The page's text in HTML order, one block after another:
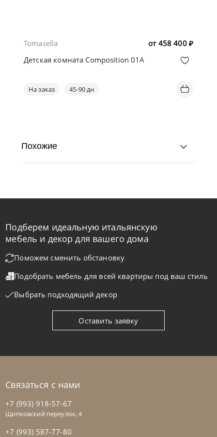
от 458 400 ₽
Tomasella
Детская комната Composition 01A
На заказ 45-90 дн
Tomasella
Детская комната Composition 01B
На заказ 45-90 дн
Похожие
Подберем идеальную итальянскую
мебель и декор для вашего дома
Поможем сменить обстановку
Подобрать мебель для всей квартиры под ваш стиль
Выбрать подходящий декор
Оставить заявку
Связаться с нами
+7 (993) 918-57-67
Щипковский переулок, 4
+7 (993) 587-77-80